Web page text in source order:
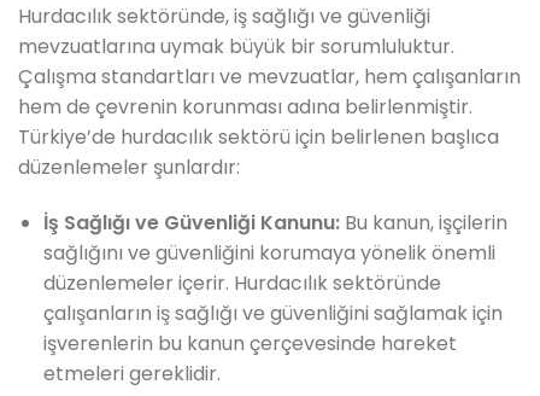
Hurdacılık sektöründe, iş sağlığı ve güvenliği
mevzuatlarına uymak büyük bir sorumluluktur.
Çalışma standartları ve mevzuatlar, hem çalışanların
hem de çevrenin korunması adına belirlenmiştir.
Türkiye’de hurdacılık sektörü için belirlenen başlıca
düzenlemeler şunlardır:
İş Sağlığı ve Güvenliği Kanunu:Bu kanun, işçilerin
sağlığını ve güvenliğini korumaya yönelik önemli
düzenlemeler içerir. Hurdacılık sektöründe
çalışanların iş sağlığı ve güvenliğini sağlamak için
işverenlerin bu kanun çerçevesinde hareket
etmeleri gereklidir.